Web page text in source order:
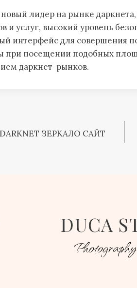
новый лидер на рынке
и услуг, высокий уровень
интерфейс для совершения
при посещении подобных
даркнет-рынков.
ЗЕРКАЛО САЙТ
DUCA